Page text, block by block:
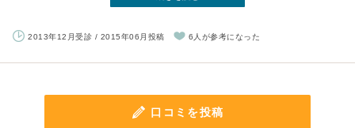
2013年12月受診 / 2015年06月投稿 6人が参考になった
口コミを投稿